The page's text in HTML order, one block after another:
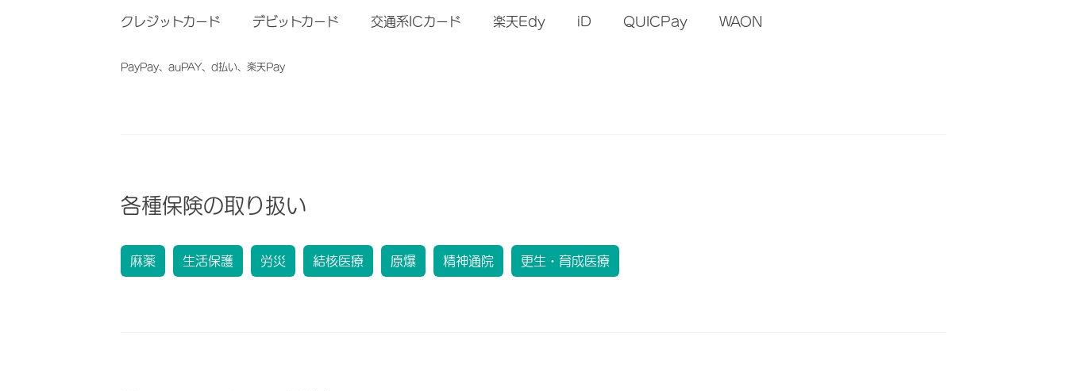
クレジットカード デビットカード 交通系ICカード 楽天Edy iD QUICPay WAON
PayPay、auPAY、d払い、楽天Pay
各種保険の取り扱い
麻薬 生活保護 労災 結核医療 原爆 精神通院 更生・育成医療